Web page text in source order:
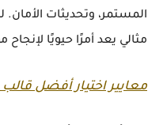
المستمر، وتحديثات الأمان.
مثالي يعد أمرًا حيويًا
معايير اختيار أفضل